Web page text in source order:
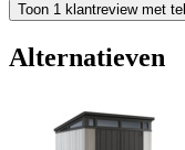
Toon 1 klantreview met
Alternatieven